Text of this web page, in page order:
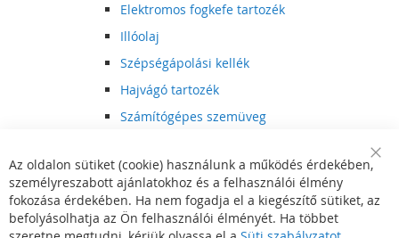
Elektromos fogkefe tartozék
Illóolaj
Szépségápolási kellék
Hajvágó tartozék
Számítógépes szemüveg
Hajvágó kiegészítő
Szórakoztató elektronika
Multimédia
DVD, BluRay lejátszó
Bar
Az oldalon sütiket (cookie) használunk a működés érdekében,
személyreszabott ajánlatokhoz és a felhasználói élmény
fokozása érdekében. Ha nem fogadja el a kiegészítő sütiket, az
befolyásolhatja az Ön felhasználói élményét. Ha többet